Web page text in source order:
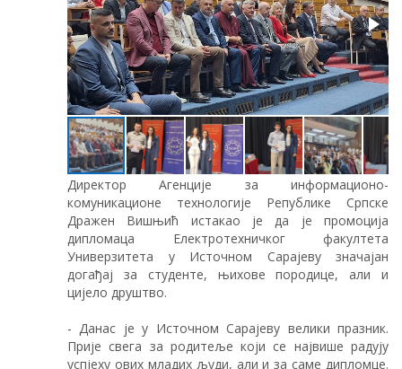
Директор Агенције за информационо-
комуникационе технологије Републике Српске
Дражен Вишњић истакао је да је промоција
дипломаца Електротехничког факултета
Универзитета у Источном Сарајеву значајан
догађај за студенте, њихове породице, али и
цијело друштво.
- Данас је у Источном Сарајеву велики празник.
Прије свега за родитеље који се највише радују
успјеху ових младих људи, али и за саме дипломце.